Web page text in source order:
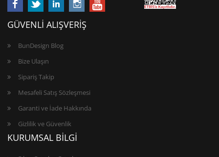
GÜVENLİ ALIŞVERİŞ
BunDesign Blog
Bize Ulaşın
Sipariş Takip
Mesafeli Satış Sözleşmesi
Garanti ve İade Hakkında
Gizlilik ve Güvenlik
KURUMSAL BİLGİ